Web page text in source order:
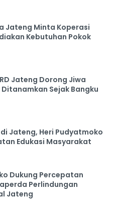
Jateng Minta Koperasi
Kebutuhan Pokok
Jateng Dorong Jiwa
Sejak Bangku
Jateng, Heri Pudyatmoko
Edukasi Masyarakat
Dukung Percepatan
Perlindungan
Jateng